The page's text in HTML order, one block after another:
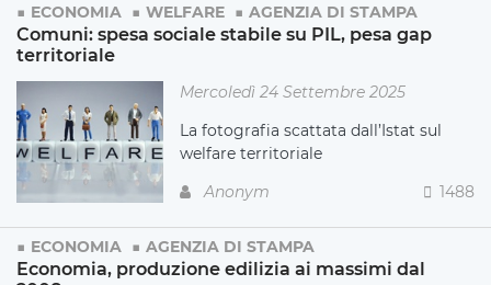
ECONOMIA WELFARE AGENZIA DI STAMPA
Comuni: spesa sociale stabile su PIL, pesa gap
territoriale
Mercoledì 24 Settembre 2025
La fotografia scattata dall’Istat sul
welfare territoriale
Anonym
1488
ECONOMIA AGENZIA DI STAMPA
Economia, produzione edilizia ai massimi dal